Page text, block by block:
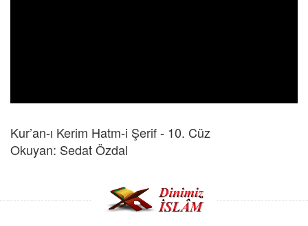
Kur’an-ı Kerim Hatm-i Şerif - 10. Cüz
Okuyan: Sedat Özdal